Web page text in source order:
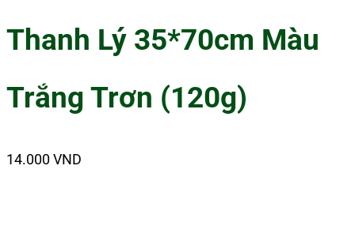
Thanh Lý 35*70cm Màu
Trắng Trơn (120g)
14.000VND